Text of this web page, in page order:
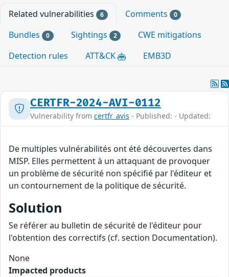
Related vulnerabilities 6 Comments 0
Bundles 0 Sightings 2
CWE mitigations
Detection rules
ATT&CK EMB3D
CERTFR-2024-AVI-0112
Vulnerability from certfr_avis - Published: - Updated:
De multiples vulnérabilités ont été découvertes dans
MISP. Elles permettent à un attaquant de provoquer
un problème de sécurité non spécifié par l'éditeur et
un contournement de la politique de sécurité.
Solution
Se référer au bulletin de sécurité de l'éditeur pour
l'obtention des correctifs (cf. section Documentation).
None
Impacted products